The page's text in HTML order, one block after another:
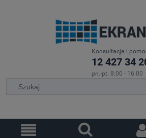
Konsultacja i
12 427 34
pn.-pt. 8:00 - 16:00